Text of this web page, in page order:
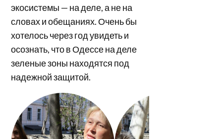
экосистемы — на деле, а не на
словах и обещаниях. Очень бы
хотелось через год увидеть и
осознать, что в Одессе на деле
зеленые зоны находятся под
надежной защитой.